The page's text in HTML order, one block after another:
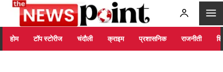
होम टॉप स्टोरीज चंदौली क्राइम प्रशासनिक राजनीती